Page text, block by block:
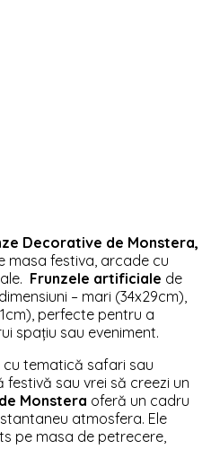
Decorative de Monstera,
masa festiva, arcade cu
Frunzele artificiale de
– mari (34x29cm),
perfecte pentru a
spațiu sau eveniment.
tematică safari sau
sau vrei să creezi un
Monstera oferă un cadru
atmosfera. Ele
pe masa de petrecere,